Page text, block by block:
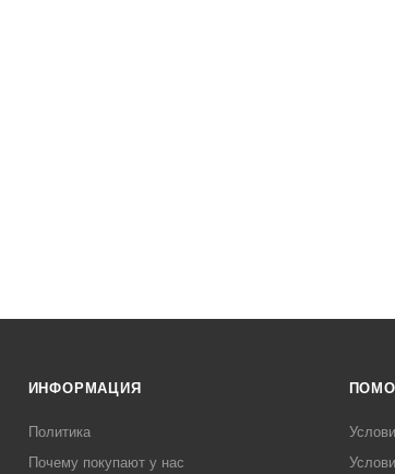
ИНФОРМАЦИЯ
Политика
Почему покупают у нас